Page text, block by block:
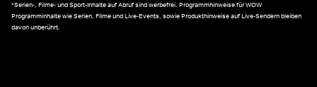
*Serien-, Filme- und Sport-Inhalte auf Abruf sind werbefrei. Programmhinweise für WOW
Programminhalte wie Serien, Filme und Live-Events, sowie Produkthinweise auf Live-Sendern bleiben
davon unberührt.